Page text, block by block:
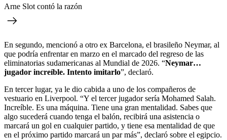
Arne Slot contó la razón
En segundo, mencionó a otro ex Barcelona, el brasileño Neymar, al
que podría enfrentar en marzo en el marcado del regreso de las
eliminatorias sudamericanas al Mundial de 2026. “Neymar…
jugador increíble. Intento imitarlo”, declaró.
En tercer lugar, ya le dio cabida a uno de los compañeros de
vestuario en Liverpool. “Y el tercer jugador sería Mohamed Salah.
Increíble. Es una máquina. Tiene una gran mentalidad. Sabes que
algo sucederá cuando tenga el balón, recibirá una asistencia o
marcará un gol en cualquier partido, y tiene esa mentalidad de que
en el próximo partido marcará un par más”, declaró sobre el egipcio.